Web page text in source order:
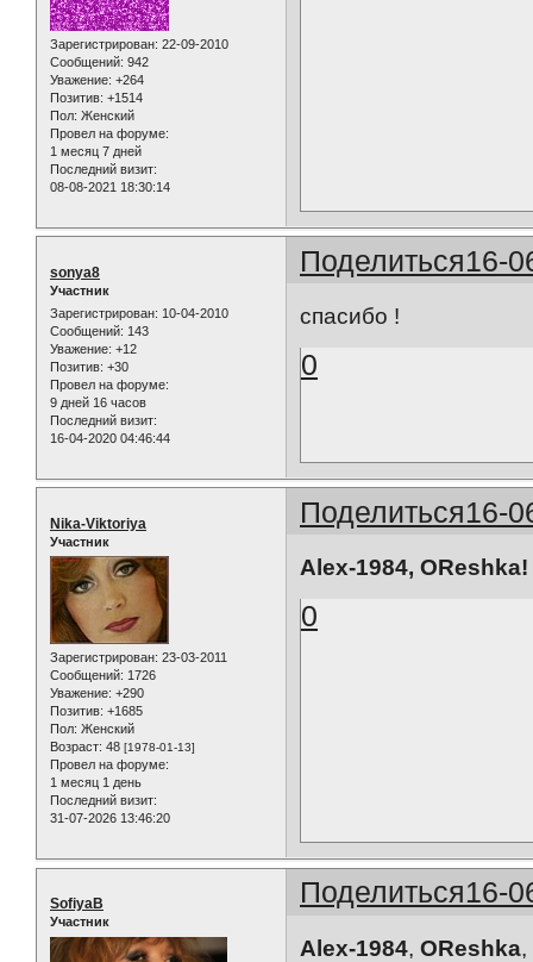
Зарегистрирован: 22-09-2010
Сообщений: 942
Уважение: +264
Позитив: +1514
Пол: Женский
Провел на форуме:
1 месяц 7 дней
Последний визит:
08-08-2021 18:30:14
Поделиться16-
sonya8
Участник
Зарегистрирован: 10-04-2010
Сообщений: 143
Уважение: +12
Позитив: +30
Провел на форуме:
9 дней 16 часов
Последний визит:
16-04-2020 04:46:44
спасибо !
0
Поделиться16-
Nika-Viktoriya
Участник
Зарегистрирован: 23-03-2011
Сообщений: 1726
Уважение: +290
Позитив: +1685
Пол: Женский
Возраст: 48 [1978-01-13]
Провел на форуме:
1 месяц 1 день
Последний визит:
31-07-2026 13:46:20
Alex-1984, OReshka!
0
Поделиться16-
SofiyaB
Участник
Alex-1984,OReshka,